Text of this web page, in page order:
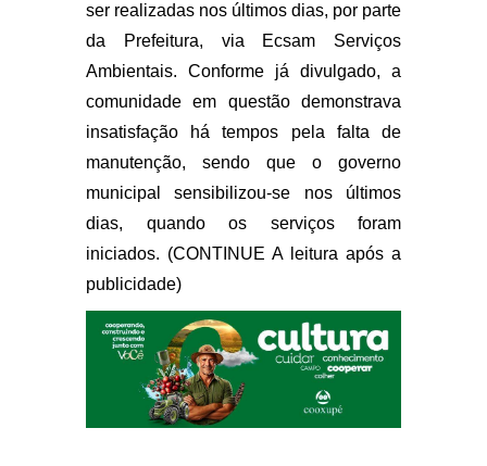
ser realizadas nos últimos dias, por parte
da Prefeitura, via Ecsam Serviços
Ambientais. Conforme já divulgado, a
comunidade em questão demonstrava
insatisfação há tempos pela falta de
manutenção, sendo que o governo
municipal sensibilizou-se nos últimos
dias, quando os serviços foram
iniciados. (CONTINUE A leitura após a
publicidade)